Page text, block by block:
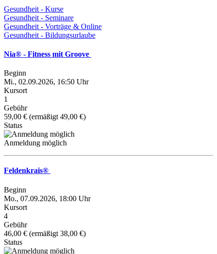
Gesundheit - Kurse
Gesundheit - Seminare
Gesundheit - Vorträge & Online
Gesundheit - Bildungsurlaube
Nia® - Fitness mit Groove
Beginn
Mi., 02.09.2026, 16:50 Uhr
Kursort
1
Gebühr
59,00 € (ermäßigt 49,00 €)
Status
Anmeldung möglich
Feldenkrais®
Beginn
Mo., 07.09.2026, 18:00 Uhr
Kursort
4
Gebühr
46,00 € (ermäßigt 38,00 €)
Status